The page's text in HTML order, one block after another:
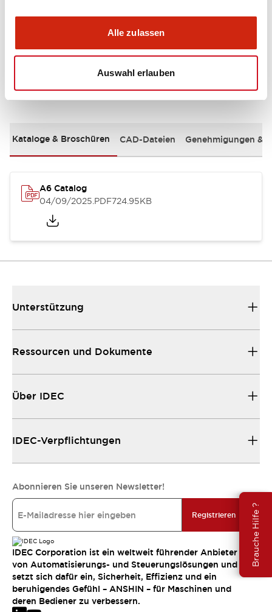
Alle zulassen
Auswahl erlauben
Brauche Hilfe ?
Dokumente und Dateien
Kataloge & Broschüren CAD-Dateien Genehmigungen &
A6 Catalog
04/09/2025.PDF724.95KB
Unterstützung
Ressourcen und Dokumente
Über IDEC
IDEC-Verpflichtungen
Abonnieren Sie unseren Newsletter!
Registrieren
IDEC Corporation ist ein weltweit führender Anbieter
von Automatisierungs- und Steuerungslösungen und
setzt sich dafür ein, Sicherheit, Effizienz und ein
beruhigendes Gefühl – ANSHIN – für Maschinen und
deren Bediener zu verbessern.